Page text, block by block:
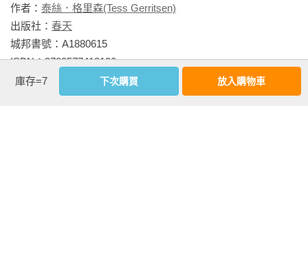
──《小姐》雜誌
一流的驚悚小說……從頭到尾絕無冷場。
──北卡羅萊納州《南松城領航者報》
除了在紐約時報排行榜上獨領風騷以外，她的小說也是英國和
德國小說排行榜的常客。她的小說《漂離的伊甸》不僅入圍愛
倫坡獎及麥可維提獎，並且贏得了尼洛獎 （Nero Award）的年
度最佳推理小說殊榮；《外科醫生》獲得瑞塔文學獎。
媒體盛讚她的作品「心跳加快的閱讀樂趣」、「讓人提心吊膽
作者： 泰絲．格里森(Tess Gerritsen)
出版社： 春天
城邦書號：A1880615
ISBN：9789577413130
出版日期：2024-10-09
尤傳莉
庫存=7 下次購買 放入購物車